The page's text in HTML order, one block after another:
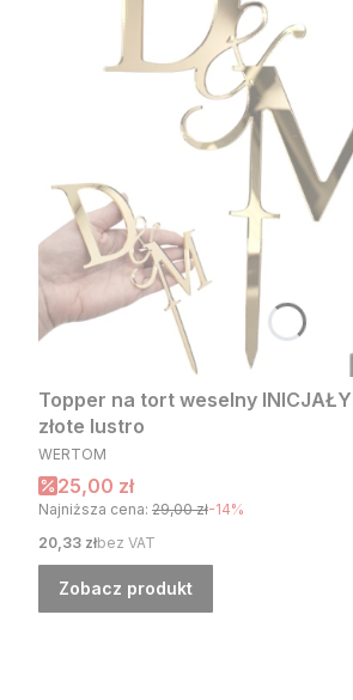
Topper na tort weselny
złote lustro
PRODUCENT
WERTOM
Cena promocyjna
25,00 zł
Najniższa cena: 29,00 zł-14%
Cena
20,33 złbez VAT
Zobacz produkt